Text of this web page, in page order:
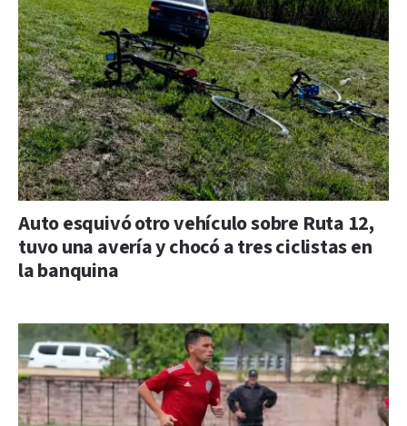
Auto esquivó otro vehículo sobre Ruta 12,
tuvo una avería y chocó a tres ciclistas en
la banquina